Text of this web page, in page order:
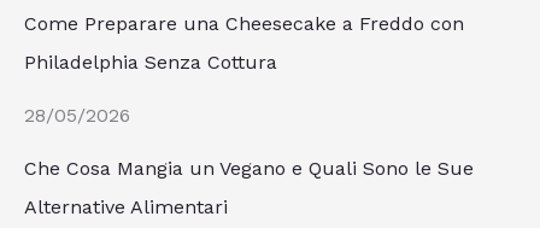
Come Preparare una Cheesecake a Freddo con
Philadelphia Senza Cottura
28/05/2026
Che Cosa Mangia un Vegano e Quali Sono le Sue
Alternative Alimentari